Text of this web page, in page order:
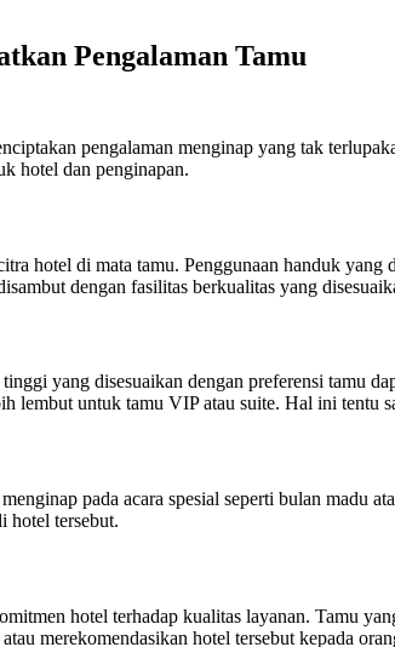
Pengalaman Tamu
pengalaman menginap yang tak
hotel dan penginapan.
hotel di mata tamu. Penggunaan handuk yang
dengan fasilitas berkualitas yang
yang disesuaikan dengan preferensi tamu
untuk tamu VIP atau suite. Hal ini tentu
pada acara spesial seperti bulan madu
hotel tersebut.
hotel terhadap kualitas layanan. Tamu
merekomendasikan hotel tersebut kepada